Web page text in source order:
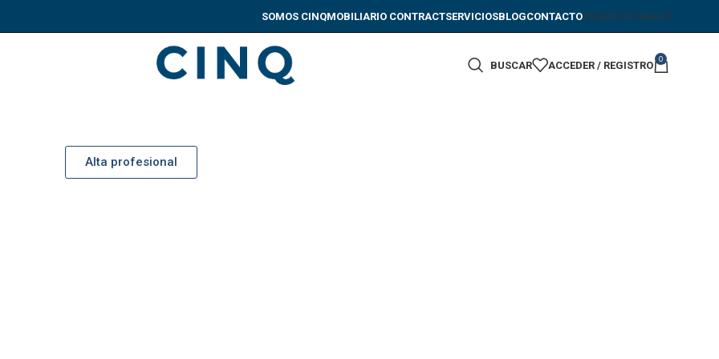
SOMOS CINQMOBILIARIO CONTRACTSERVICIOSBLOGCONTACTOPROFESIONALES
BUSCAR ACCEDER / REGISTRO 0
Profesionales
Alta profesional